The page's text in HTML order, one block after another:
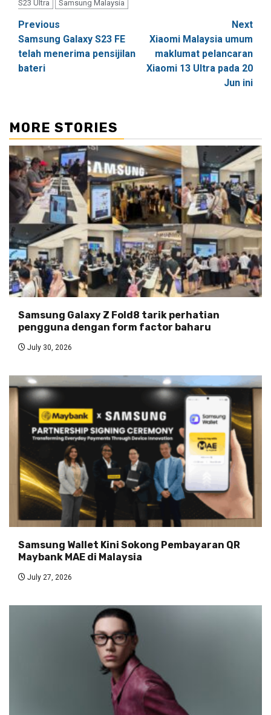
S23 Ultra Samsung Malaysia
Post
navigation
Previous
Samsung Galaxy S23 FE
telah menerima pensijilan
bateri
Next
Xiaomi Malaysia umum
maklumat pelancaran
Xiaomi 13 Ultra pada 20
Jun ini
MORE STORIES
Samsung Galaxy Z Fold8 tarik perhatian
pengguna dengan form factor baharu
July 30, 2026
Samsung Wallet Kini Sokong Pembayaran QR
Maybank MAE di Malaysia
July 27, 2026